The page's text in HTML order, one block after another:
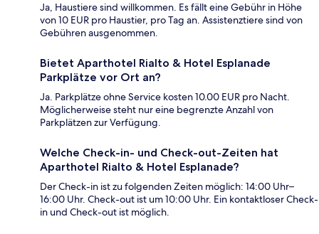
Ja, Haustiere sind willkommen. Es fällt eine Gebühr in Höhe
von 10 EUR pro Haustier, pro Tag an. Assistenztiere sind von
Gebühren ausgenommen.
Bietet Aparthotel Rialto & Hotel Esplanade
Parkplätze vor Ort an?
Ja. Parkplätze ohne Service kosten 10.00 EUR pro Nacht.
Möglicherweise steht nur eine begrenzte Anzahl von
Parkplätzen zur Verfügung.
Welche Check-in- und Check-out-Zeiten hat
Aparthotel Rialto & Hotel Esplanade?
Der Check-in ist zu folgenden Zeiten möglich: 14:00 Uhr–
16:00 Uhr. Check-out ist um 10:00 Uhr. Ein kontaktloser Check-
in und Check-out ist möglich.